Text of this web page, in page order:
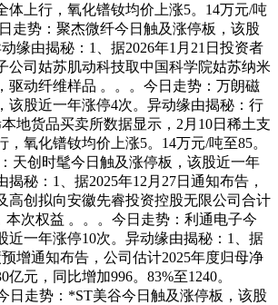
体上行，氧化镨钕均价上涨5。14万元/吨
走势：聚杰微纤今日触及涨停板，该股
缘由揭秘：1、据2026年1月21日投资者
公司姑苏肌动科技取中国科学院姑苏纳米
驱动纤维样品 。。。今日走势：万朗磁
该股近一年涨停4次。异动缘由揭秘：行
地货品买卖所数据显示，2月10日稀土支
氧化镨钕均价上涨5。14万元/吨至85。
天创时髦今日触及涨停板，该股近一年
揭秘：1、据2025年12月27日通知布告，
高创拟向安徽先睿投资控股无限公司合计
本次权益 。。。今日走势：利通电子今
近一年涨停10次。异动缘由揭秘：1、据
增通知布告，公司估计2025年度归母净
亿元，同比增加996。83%至1240。
日走势：*ST美谷今日触及涨停板，该股